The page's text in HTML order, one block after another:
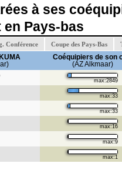
à ses
Pays-bas
Conférence Coupe des Pays-Bas
Coéquipiers de son
(AZ Alkmaar)
max:2849
max:33
max:33
max:16
max:9
max:1